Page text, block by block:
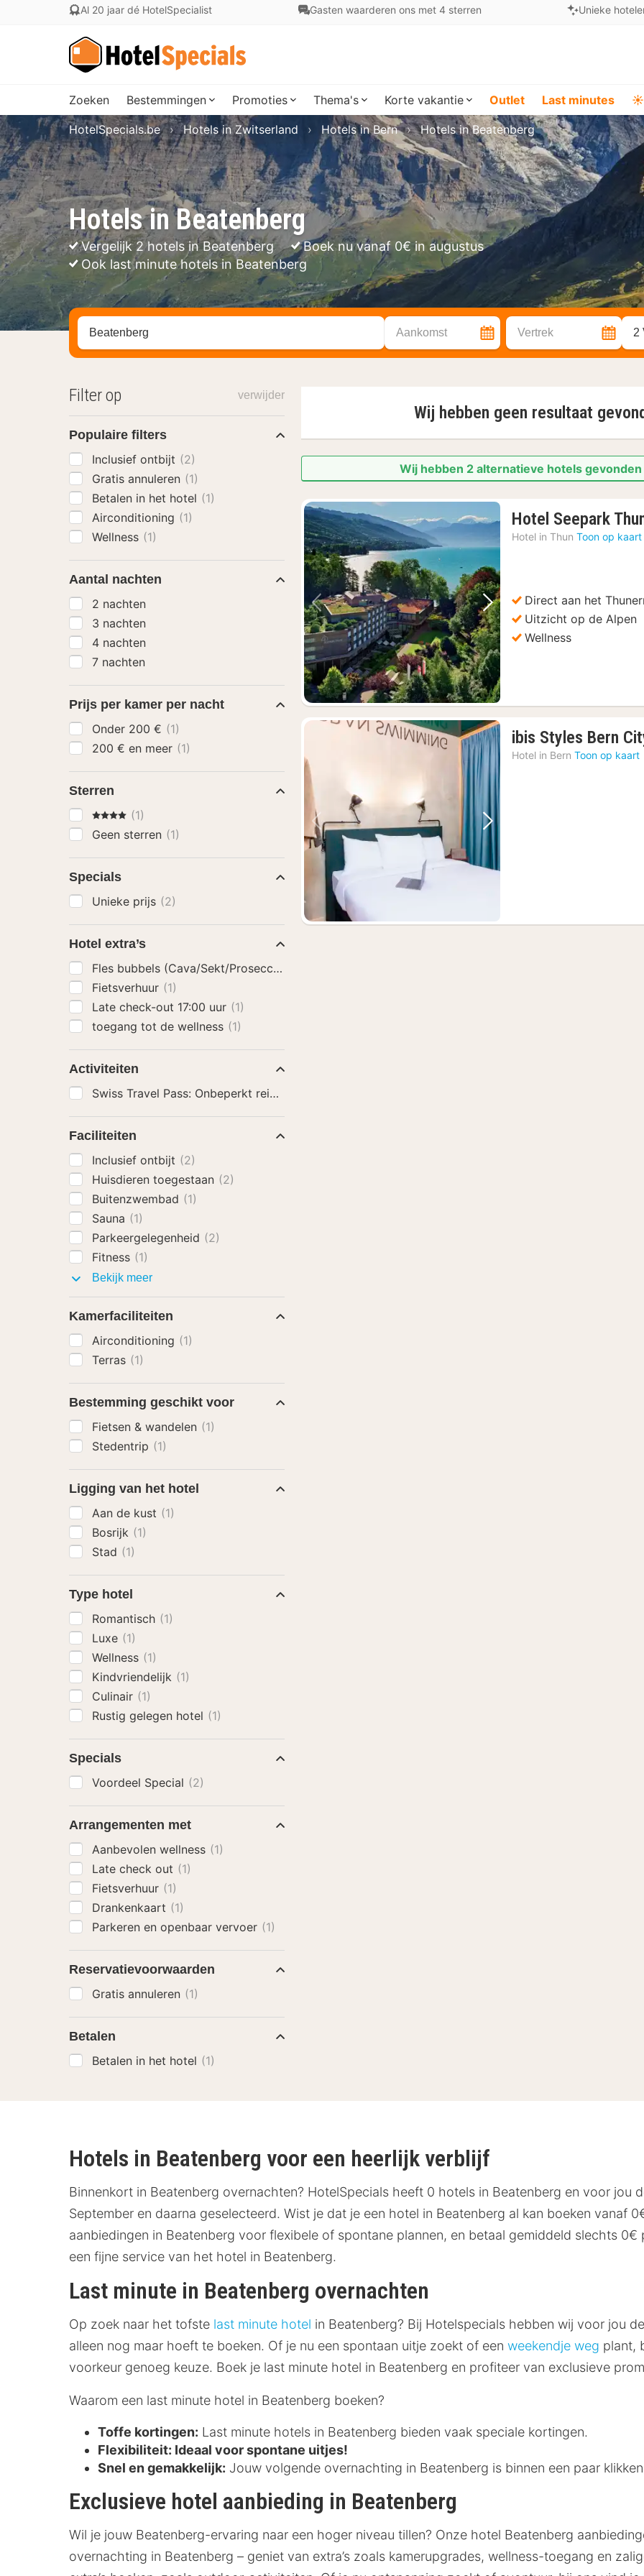
Al 20 jaar dé HotelSpecialist Gasten waarderen ons met 4 sterren Unieke
Zoeken Bestemmingen Promoties Thema's Korte vakantie Outlet Last minutes ☀️
Hotels in Beatenberg
Vergelijk 2 hotels in Beatenberg
Boek nu vanaf 0€ in augustus
Ook last minute hotels in Beatenberg
HotelSpecials.be Hotels in Zwitserland Hotels in Bern Hotels in Beatenberg
Zoek op hotel, regio of stad Aankomst Vertrek 2
Wij hebben geen resultaat
Wij hebben 2 alternatieve hotels
Vorige foto Volgende foto
Hotel Seepark
Hotel in Thun Toon op kaart
Direct aan het
Uitzicht op de Alpen
Wellness
Vorige foto Volgende foto
ibis Styles Bern
Hotel in Bern Toon op kaart
Filter op verwijder
Populaire filters
Inclusief ontbijt (2)
Gratis annuleren (1)
Betalen in het hotel (1)
Airconditioning (1)
Wellness (1)
Aantal nachten
2 nachten
3 nachten
4 nachten
7 nachten
Prijs per kamer per nacht
Onder 200 € (1)
200 € en meer (1)
Sterren
4 Sterren
(1)
Geen sterren (1)
Specials
Unieke prijs (2)
Hotel extra’s
Fles bubbels (Cava/Sekt/Prosecco)
Fietsverhuur (1)
Late check-out 17:00 uur (1)
toegang tot de wellness (1)
Activiteiten
Swiss Travel Pass: Onbeperkt reizen met trein, bus en boot
Faciliteiten
Inclusief ontbijt (2)
Huisdieren toegestaan (2)
Buitenzwembad (1)
Sauna (1)
Parkeergelegenheid (2)
Fitness (1)
Bekijk meerFaciliteiten
Kamerfaciliteiten
Airconditioning (1)
Terras (1)
Bestemming geschikt voor
Fietsen & wandelen (1)
Stedentrip (1)
Ligging van het hotel
Aan de kust (1)
Bosrijk (1)
Stad (1)
Type hotel
Romantisch (1)
Luxe (1)
Wellness (1)
Kindvriendelijk (1)
Culinair (1)
Rustig gelegen hotel (1)
Specials
Voordeel Special (2)
Arrangementen met
Aanbevolen wellness (1)
Late check out (1)
Fietsverhuur (1)
Drankenkaart (1)
Parkeren en openbaar vervoer (1)
Reservatievoorwaarden
Gratis annuleren (1)
Betalen
Betalen in het hotel (1)
Hotels in Beatenberg voor een heerlijk verblijf
Binnenkort in Beatenberg overnachten? HotelSpecials heeft 0 hotels in Beatenberg en voor jou
September en daarna geselecteerd. Wist je dat je een hotel in Beatenberg al kan boeken vanaf
aanbiedingen in Beatenberg voor flexibele of spontane plannen, en betaal gemiddeld slechts
een fijne service van het hotel in Beatenberg.
Last minute in Beatenberg overnachten
Op zoek naar het tofste last minute hotel in Beatenberg? Bij Hotelspecials hebben wij voor jou
alleen nog maar hoeft te boeken. Of je nu een spontaan uitje zoekt of een weekendje weg plant,
voorkeur genoeg keuze. Boek je last minute hotel in Beatenberg en profiteer van exclusieve
Waarom een last minute hotel in Beatenberg boeken?
Toffe kortingen: Last minute hotels in Beatenberg bieden vaak speciale kortingen.
Flexibiliteit: Ideaal voor spontane uitjes!
Snel en gemakkelijk: Jouw volgende overnachting in Beatenberg is binnen een paar
Exclusieve hotel aanbieding in Beatenberg
Wil je jouw Beatenberg-ervaring naar een hoger niveau tillen? Onze hotel Beatenberg
overnachting in Beatenberg – geniet van extra’s zoals kamerupgrades, wellness-toegang en